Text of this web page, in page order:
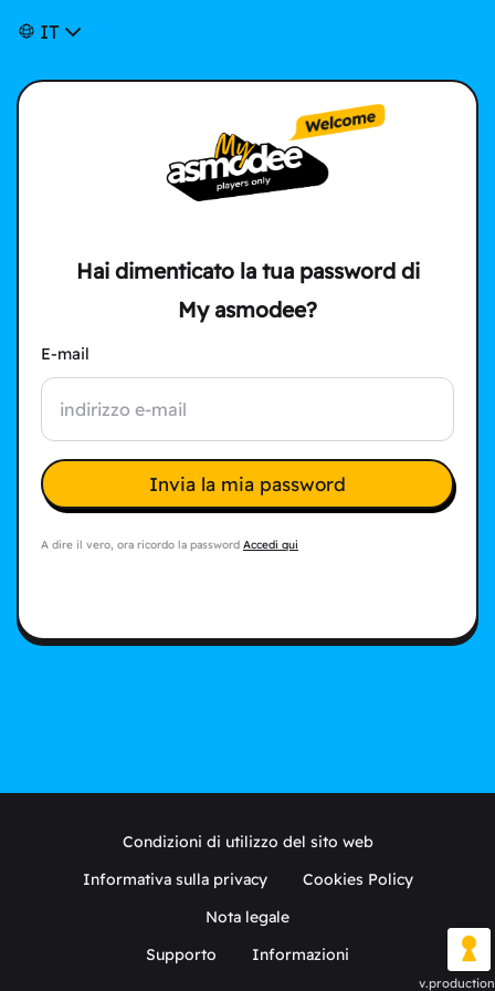
IT
Hai dimenticato la tua password di
My asmodee?
E-mail
Invia la mia password
A dire il vero, ora ricordo la password Accedi qui
Condizioni di utilizzo del sito web
Informativa sulla privacy
Cookies Policy
Nota legale
Supporto
Informazioni
v.production